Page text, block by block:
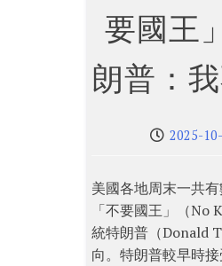
要國王
朗普：
2025-
美國各地周末一共
「不要國王」（No
統特朗普（Donald
向。特朗普較早時